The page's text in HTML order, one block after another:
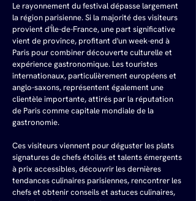
Le rayonnement du festival dépasse largement
la région parisienne. Si la majorité des visiteurs
provient d'Île-de-France, une part significative
vient de province, profitant d'un week-end à
Paris pour combiner découverte culturelle et
expérience gastronomique. Les touristes
internationaux, particulièrement européens et
anglo-saxons, représentent également une
clientèle importante, attirés par la réputation
de Paris comme capitale mondiale de la
gastronomie.
Ces visiteurs viennent pour déguster les plats
signatures de chefs étoilés et talents émergents
à prix accessibles, découvrir les dernières
tendances culinaires parisiennes, rencontrer les
chefs et obtenir conseils et astuces culinaires,